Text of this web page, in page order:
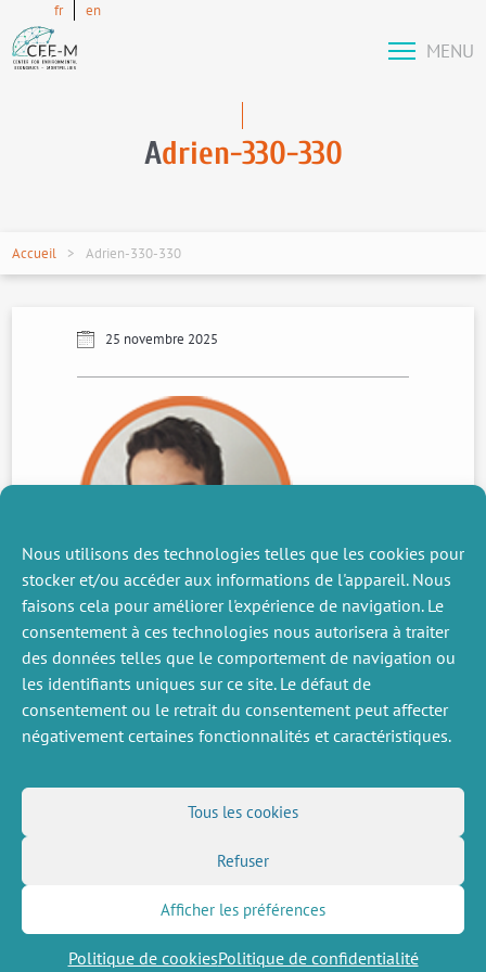
Nous utilisons des technologies telles que les cookies pour
stocker et/ou accéder aux informations de l'appareil. Nous
faisons cela pour améliorer l'expérience de navigation. Le
consentement à ces technologies nous autorisera à traiter
des données telles que le comportement de navigation ou
les identifiants uniques sur ce site. Le défaut de
consentement ou le retrait du consentement peut affecter
négativement certaines fonctionnalités et caractéristiques.
Tous les cookies
Refuser
Afficher les préférences
Politique de cookiesPolitique de confidentialité
fr en
MENU
Adrien-330-330
Accueil Adrien-330-330
25 novembre 2025
ACTUALITÉS
DIVERS
Mentions légales
Politique de confidentialité
NOUS SUIVRE
Flux RSS
Réseaux sociaux
(Twitter)
Inscription à la newsletter